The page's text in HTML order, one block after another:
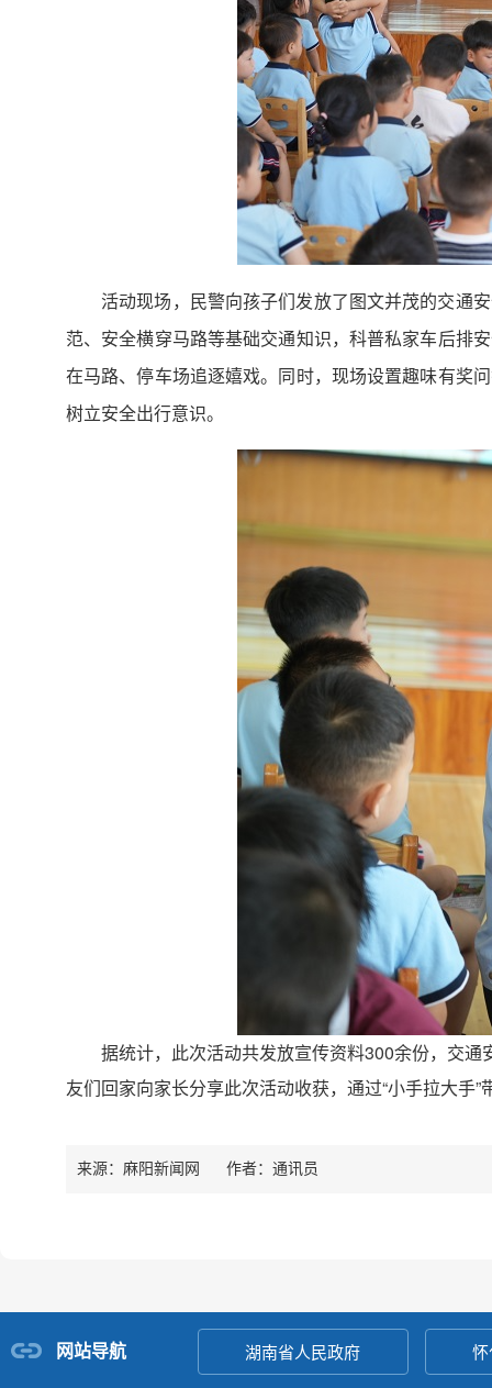
活动现场，民警向孩子们发放了图文并茂的交通
范、安全横穿马路等基础交通知识，科普私家车后排
在马路、停车场追逐嬉戏。同时，现场设置趣味有奖
树立安全出行意识。
据统计，此次活动共发放宣传资料300余份，交通
友们回家向家长分享此次活动收获，通过“小手拉大手
来源：麻阳新闻网 作者： 通讯员
网站导航 湖南省人民政府